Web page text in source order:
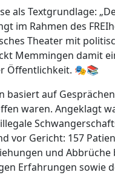
als Textgrundlage:
im Rahmen des
Theater mit
Memmingen damit
Öffentlichkeit. 🎭📚
auf
waren. Angeklagt
vor Gericht: 157
und
Erfahrungen sowie